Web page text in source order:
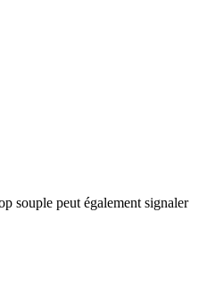
souple peut également signaler